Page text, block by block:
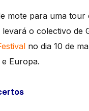
mote para uma tour
o colectivo de
no dia 10 de
Europa.